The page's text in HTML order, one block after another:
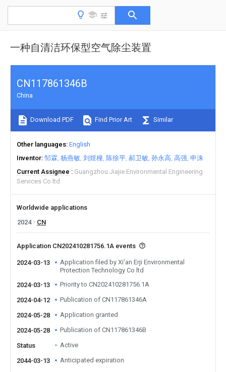
一种自清洁环保型空气除尘装置
CN117861346B
China
Download PDF Find Prior Art Similar
Other languages English
Inventor 邹霖 杨燕敏 刘煜橦 陈徐平 郝卫敏 孙永高 高强 申洙
Current Assignee
Guangzhou Jiajie Environmental Engineering
Services Co ltd
Worldwide applications
2024
CN
Application CN202410281756.1A events
2024-03-13
Application filed by Xi'an Erji Environmental
Protection Technology Co ltd
2024-03-13
Priority to CN202410281756.1A
2024-04-12 Publication of CN117861346A
2024-05-28 Application granted
2024-05-28 Publication of CN117861346B
Status Active
2044-03-13 Anticipated expiration